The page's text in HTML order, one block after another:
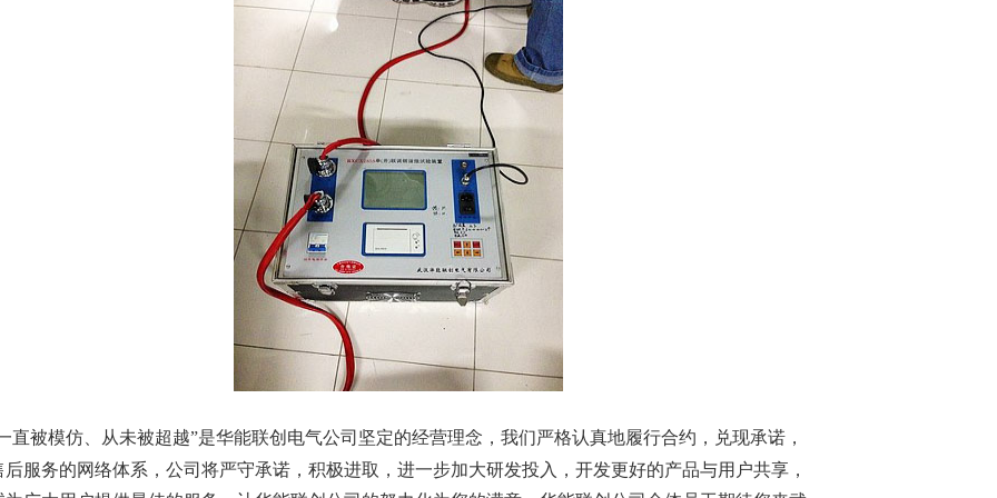
直被模仿、从未被超越”是华能联创电气公司坚定的经营理念，我们严格认真地履行合约，兑现承诺，
后服务的网络体系，公司将严守承诺，积极进取，进一步加大研发投入，开发更好的产品与用户共享，